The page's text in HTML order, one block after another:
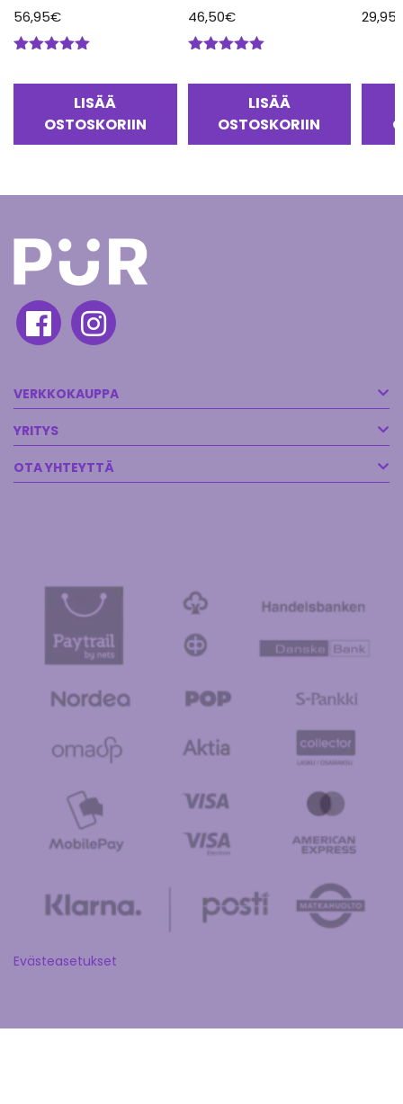
56,95€
LISÄÄ
OSTOSKORIIN
46,50€
LISÄÄ
OSTOSKORIIN
29,95
VERKKOKAUPPA
YRITYS
OTA YHTEYTTÄ
Evästeasetukset